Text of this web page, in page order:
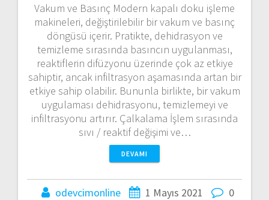
Vakum ve Basınç Modern kapalı doku işleme
makineleri, değiştirilebilir bir vakum ve basınç
döngüsü içerir. Pratikte, dehidrasyon ve
temizleme sırasında basıncın uygulanması,
reaktiflerin difüzyonu üzerinde çok az etkiye
sahiptir, ancak infiltrasyon aşamasında artan bir
etkiye sahip olabilir. Bununla birlikte, bir vakum
uygulaması dehidrasyonu, temizlemeyi ve
infiltrasyonu artırır. Çalkalama İşlem sırasında
sıvı / reaktif değişimi ve…
DEVAMI
odevcimonline 1 Mayıs 2021 0